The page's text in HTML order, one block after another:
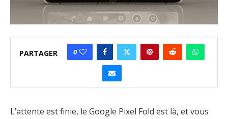
PARTAGER 0
L’attente est finie, le Google Pixel Fold est là, et vous